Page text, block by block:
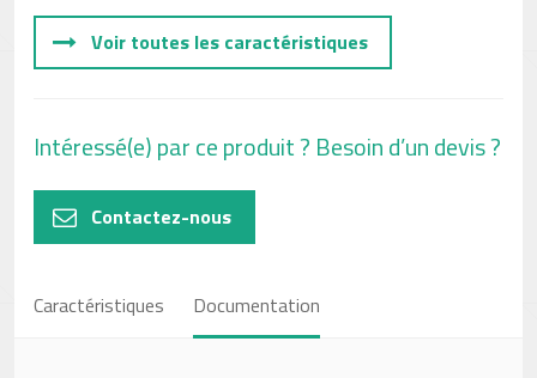
Voir toutes les caractéristiques
Intéressé(e) par ce produit ? Besoin d’un devis ?
Contactez-nous
Caractéristiques Documentation